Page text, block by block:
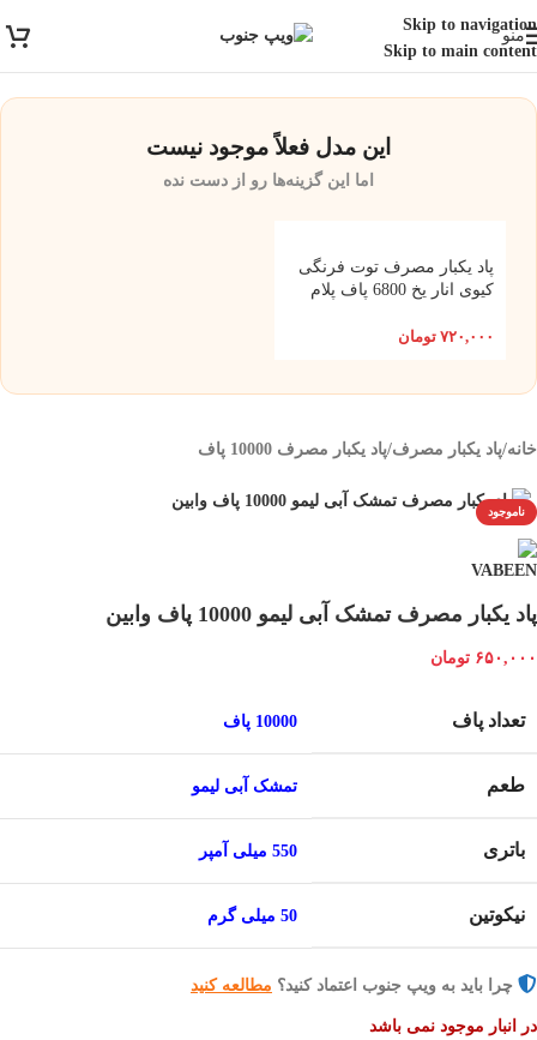
Skip to navigation
Skip to main content
پست و تیپاکس
منو
این مدل فعلاً موجود نیست
اما این گزینه‌ها رو از دست نده
پاد یکبار مصرف توت فرنگی
کیوی انار یخ 6800 پاف پلام
۷۲۰,۰۰۰ تومان
خانه/پاد یکبار مصرف/پاد یکبار مصرف 10000 پاف
ناموجود
پاد یکبار مصرف تمشک آبی لیمو 10000 پاف وابین
۶۵۰,۰۰۰ تومان
تعداد پاف 10000 پاف
طعم تمشک آبی لیمو
باتری 550 میلی آمپر
نیکوتین 50 میلی گرم
چرا باید به ویپ جنوب اعتماد کنید؟ مطالعه کنید
در انبار موجود نمی باشد